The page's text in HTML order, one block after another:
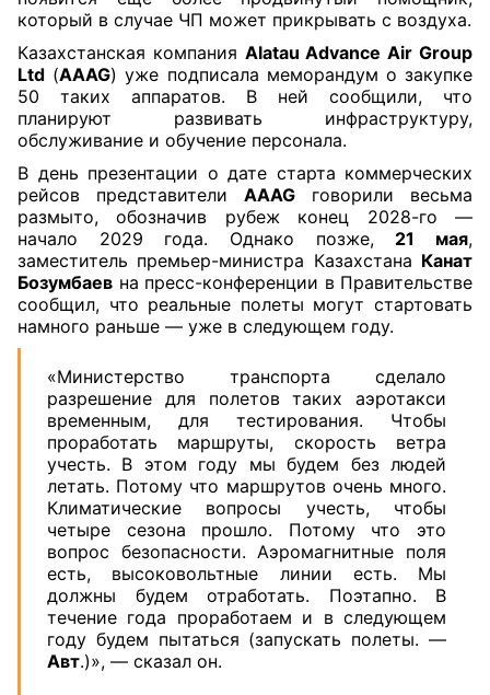
который в случае ЧП может прикрывать с воздуха.
Казахстанская компания Alatau Advance Air Group
Ltd (AAAG) уже подписала меморандум о закупке
50 таких аппаратов. В ней сообщили, что
планируют развивать инфраструктуру,
обслуживание и обучение персонала.
В день презентации о дате старта коммерческих
рейсов представители AAAG говорили весьма
размыто, обозначив рубеж конец 2028-го —
начало 2029 года. Однако позже, 21 мая,
заместитель премьер-министра Казахстана Канат
Бозумбаев на пресс-конференции в Правительстве
сообщил, что реальные полеты могут стартовать
намного раньше — уже в следующем году.
«Министерство транспорта сделало
разрешение для полетов таких аэротакси
временным, для тестирования. Чтобы
проработать маршруты, скорость ветра
учесть. В этом году мы будем без людей
летать. Потому что маршрутов очень много.
Климатические вопросы учесть, чтобы
четыре сезона прошло. Потому что это
вопрос безопасности. Аэромагнитные поля
есть, высоковольтные линии есть. Мы
должны будем отработать. Поэтапно. В
течение года проработаем и в следующем
году будем пытаться (запускать полеты. —
Авт.)», — сказал он.